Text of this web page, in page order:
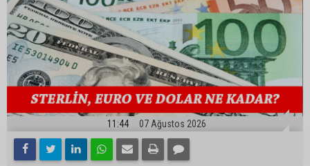
11:44 07 Ağustos 2026